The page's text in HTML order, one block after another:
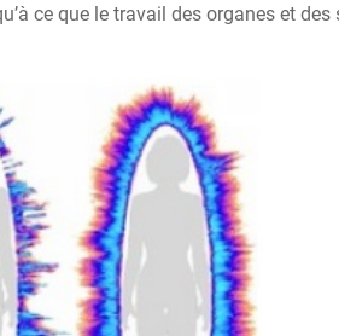
ce que le travail des organes et des